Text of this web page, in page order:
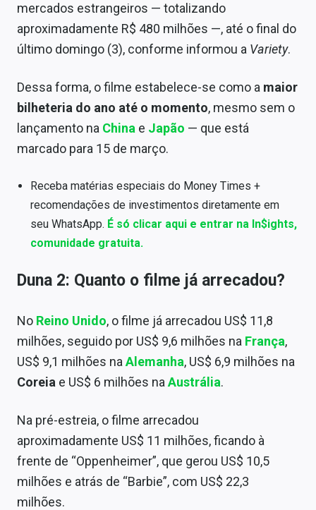
Expediente
Contato
mercados estrangeiros — totalizando
aproximadamente R$ 480 milhões —, até o final do
último domingo (3), conforme informou a Variety.
Dessa forma, o filme estabelece-se como a maior
bilheteria do ano até o momento, mesmo sem o
lançamento na China e Japão — que está
marcado para 15 de março.
Receba matérias especiais do Money Times +
recomendações de investimentos diretamente em
seu WhatsApp. É só clicar aqui e entrar na In$ights,
comunidade gratuita.
Duna 2: Quanto o filme já arrecadou?
No Reino Unido, o filme já arrecadou US$ 11,8
milhões, seguido por US$ 9,6 milhões na França,
US$ 9,1 milhões na Alemanha, US$ 6,9 milhões na
Coreia e US$ 6 milhões na Austrália.
Na pré-estreia, o filme arrecadou
aproximadamente US$ 11 milhões, ficando à
frente de “Oppenheimer”, que gerou US$ 10,5
milhões e atrás de “Barbie”, com US$ 22,3
milhões.